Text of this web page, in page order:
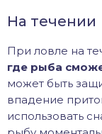
На течении
При ловле на
где рыба
может быть
впадение
использовать